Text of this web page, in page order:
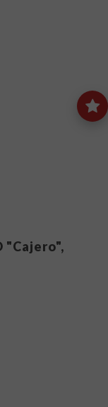
"Cajero",